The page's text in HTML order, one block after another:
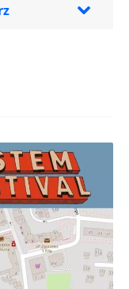
podczas